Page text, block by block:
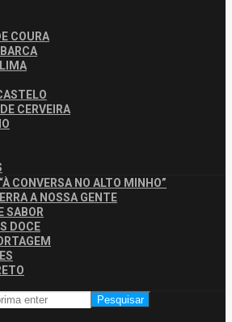
COURA
CERVEIRA
CONVERSA NO ALTO MINHO”
A NOSSA GENTE
SABOR
DOCE
Pesquisar